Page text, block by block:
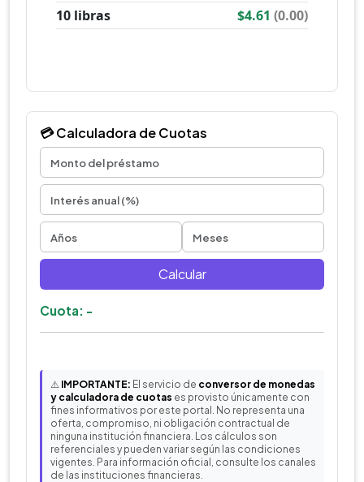
💳 Calculadora de Cuotas
Calcular
Cuota: -
⚠️ IMPORTANTE: El servicio de conversor de monedas
y calculadora de cuotas es provisto únicamente con
fines informativos por este portal. No representa una
oferta, compromiso, ni obligación contractual de
ninguna institución financiera. Los cálculos son
referenciales y pueden variar según las condiciones
vigentes. Para información oficial, consulte los canales
de las instituciones financieras.